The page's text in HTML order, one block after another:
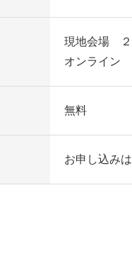
現地会場 ２
オンライン
無料
お申し込み